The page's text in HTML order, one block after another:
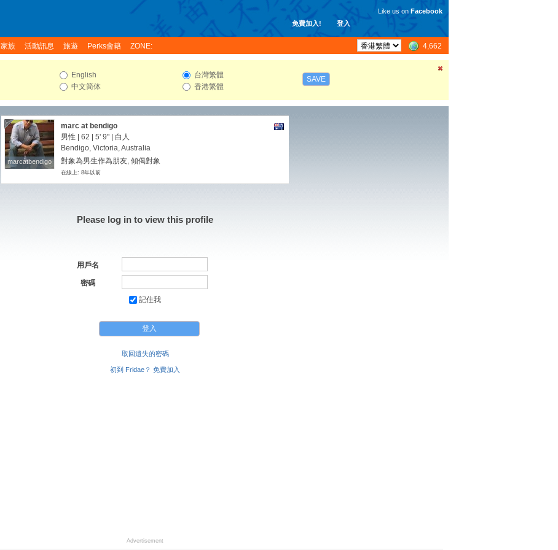
免費加入! 登入
Like us on Facebook
家族 活動訊息 旅遊 Perks會籍 ZONE: 4,662
English
中文简体
台灣繁體
香港繁體
SAVE
marcatbendigo
marcatbendigo
marc at bendigo
男性 | 62 | 5' 9" | 白人
Bendigo, Victoria, Australia
對象為男生作為朋友, 傾偈對象
在線上: 8年以前
Please log in to view this profile
用戶名
密碼
記住我
取回遺失的密碼
初到 Fridae？ 免費加入
Advertisement